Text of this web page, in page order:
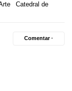
Catedral de
Comentar ·